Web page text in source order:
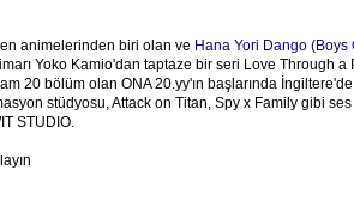
animelerinden biri olan ve Hana Yori Dango (Boys
Yoko Kamio'dan taptaze bir seri Love Through a
20 bölüm olan ONA 20.yy'ın başlarında
stüdyosu, Attack on Titan, Spy x Family gibi
STUDIO.